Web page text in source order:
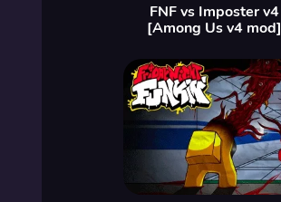
FNF vs Imposter v4
[Among Us v4 mod]